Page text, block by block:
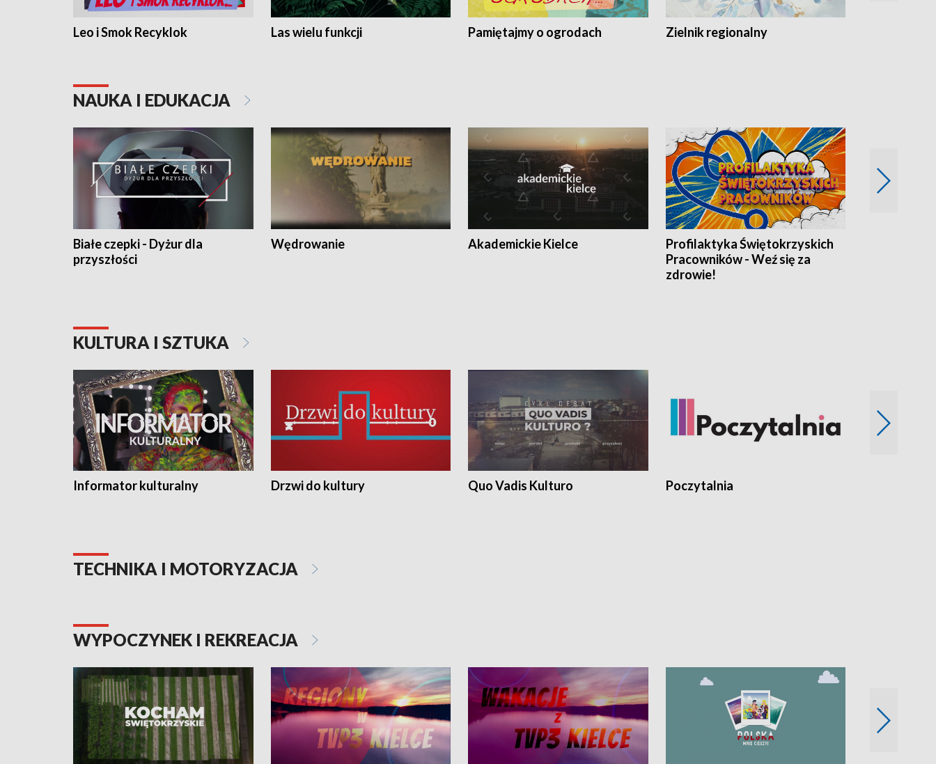
Leo i Smok Recyklok Las wielu funkcji Pamiętajmy o ogrodach Zielnik regionalny
NAUKA I EDUKACJA
Białe czepki - Dyżur dla
przyszłości
Wędrowanie Akademickie Kielce
Profilaktyka Świętokrzyskich
Pracowników - Weź się za
zdrowie!
KULTURA I SZTUKA
Informator kulturalny Drzwi do kultury Quo Vadis Kulturo Poczytalnia
TECHNIKA I MOTORYZACJA
WYPOCZYNEK I REKREACJA